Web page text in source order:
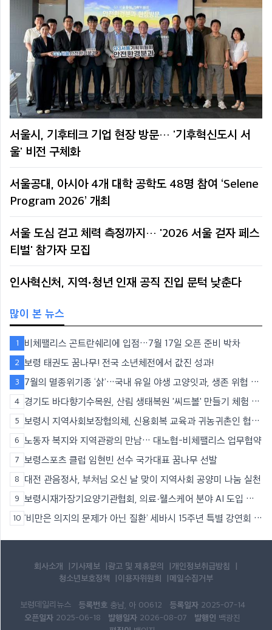
서울시, 기후테크 기업 현장 방문… '기후혁신도시 서
울' 비전 구체화
서울공대, 아시아 4개 대학 공학도 48명 참여 ‘Selene
Program 2026’ 개최
서울 도심 걷고 체력 측정까지… '2026 서울 걷자 페스
티벌' 참가자 모집
인사혁신처, 지역·청년 인재 공직 진입 문턱 낮춘다
많이 본 뉴스
1 비체팰리스 곤트란쉐리에 입점…7월 17일 오픈 준비 박차
2 보령 태권도 꿈나무! 전국 소년체전에서 값진 성과!
3 7월의 멸종위기종 ‘삵’…국내 유일 야생 고양잇과, 생존 위협 직
면
4 경기도 바다향기수목원, 산림 생태복원 '씨드볼' 만들기 체험 운
영
5 보령시 지역사회보장협의체, 신용회복 교육과 귀농귀촌인 협력
으로 지역 나눔 실천
6 노동자 복지와 지역관광의 만남… 대노협-비체팰리스 업무협약
7 보령스포츠 클럽 임현빈 선수 국가대표 꿈나무 선발
8 대전 관음정사, 부처님 오신 날 맞이 지역사회 공양미 나눔 실천
9 보령시재가장기요양기관협회, 의료·웰스케어 분야 AI 도입 위
한 인공지능 세미나 개최
10 ‘비만은 의지의 문제가 아닌 질환’ 세바시 15주년 특별 강연회 성
회사소개 기사제보 광고 및 제휴문의
개인정보취급방침
청소년보호정책
이용자위원회 메일수집거부
보령데일리뉴스 등록번호 충남, 아 00612 등록일자 2025-07-14
오픈일자 2025-06-18 발행일자 2026-08-07 발행인 백광진